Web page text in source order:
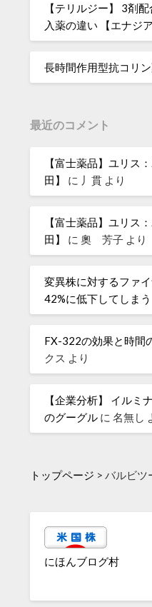
【テリルジー】 3剤
入薬の違い 【エナジア
長時間作用型抗コリ
最近のコメント
【富士薬品】ユリス
田】
に 丿貫 より
【富士薬品】ユリス
田】
に奧 芳子 より
変異株に対するファ
42%に低下してしまう
FX-322の効果と時間
クス より
【企業分析】 イルミ
のグーグル に名無し
トップページ >バルビツ
にほんブログ村